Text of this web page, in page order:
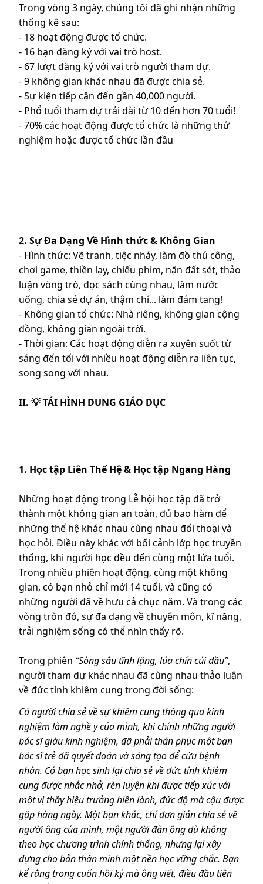
Trong vòng 3 ngày, chúng tôi đã ghi nhận những
thống kê sau:
- 18 hoạt động được tổ chức.
- 16 bạn đăng ký với vai trò host.
- 67 lượt đăng ký với vai trò người tham dự.
- 9 không gian khác nhau đã được chia sẻ.
- Sự kiện tiếp cận đến gần 40,000 người.
- Phổ tuổi tham dự trải dài từ 10 đến hơn 70 tuổi!
- 70% các hoạt động được tổ chức là những thử
nghiệm hoặc được tổ chức lần đầu
2. Sự Đa Dạng Về Hình thức & Không Gian
- Hình thức: Vẽ tranh, tiệc nhảy, làm đồ thủ công,
chơi game, thiền lạy, chiếu phim, nặn đất sét, thảo
luận vòng trò, đọc sách cùng nhau, làm nước
uống, chia sẻ dự án, thậm chí... làm đám tang!
- Không gian tổ chức: Nhà riêng, không gian cộng
đồng, không gian ngoài trời.
- Thời gian: Các hoạt động diễn ra xuyên suốt từ
sáng đến tối với nhiều hoạt động diễn ra liên tục,
song song với nhau.
II. 💡 TÁI HÌNH DUNG GIÁO DỤC
1. Học tập Liên Thế Hệ & Học tập Ngang Hàng
Những hoạt động trong Lễ hội học tập đã trở
thành một không gian an toàn, đủ bao hàm để
những thế hệ khác nhau cùng nhau đối thoại và
học hỏi. Điều này khác với bối cảnh lớp học truyền
thống, khi người học đều đến cùng một lứa tuổi.
Trong nhiều phiên hoạt động, cùng một không
gian, có bạn nhỏ chỉ mới 14 tuổi, và cũng có
những người đã về hưu cả chục năm. Và trong các
vòng tròn đó, sự đa dạng về chuyên môn, kĩ năng,
trải nghiệm sống có thể nhìn thấy rõ.
Trong phiên “Sông sâu tĩnh lặng, lúa chín cúi đầu”,
người tham dự khác nhau đã cùng nhau thảo luận
về đức tính khiêm cung trong đời sống:
Có người chia sẻ về sự khiêm cung thông qua kinh
nghiệm làm nghề y của mình, khi chính những người
bác sĩ giàu kinh nghiệm, đã phải thán phục một bạn
bác sĩ trẻ đã quyết đoán và sáng tạo để cứu bệnh
nhân. Có bạn học sinh lại chia sẻ về đức tính khiêm
cung được nhắc nhở, rèn luyện khi được tiếp xúc với
một vị thầy hiệu trưởng hiền lành, đức độ mà cậu được
gặp hàng ngày. Một bạn khác, chỉ đơn giản chia sẻ về
người ông của mình, một người đàn ông dù không
theo học chương trình chính thống, nhưng lại xây
dựng cho bản thân mình một nền học vững chắc. Bạn
kể rằng trong cuốn hồi ký mà ông viết, điều đầu tiên